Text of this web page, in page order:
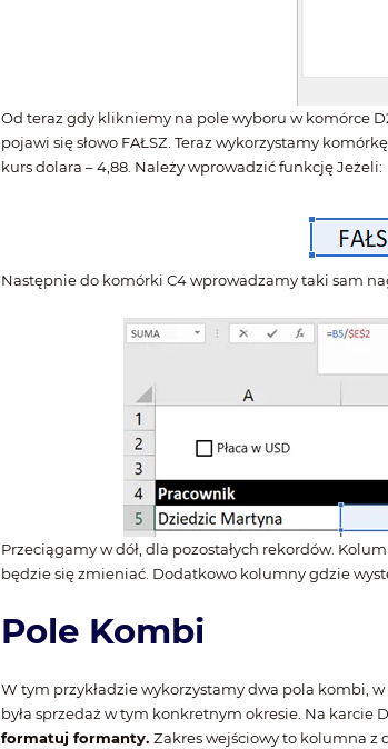
Od teraz gdy klikniemy na pole wyboru w komórce
pojawi się słowo FAŁSZ. Teraz wykorzystamy
kurs dolara – 4,88. Należy wprowadzić funkcję Jeżeli:
Następnie do komórki C4 wprowadzamy taki sam
Przeciągamy w dół, dla pozostałych rekordów.
będzie się zmieniać. Dodatkowo kolumny gdzie
Pole Kombi
W tym przykładzie wykorzystamy dwa pola kombi,
była sprzedaż w tym konkretnym okresie. Na karcie
formatuj formanty. Zakres wejściowy to kolumna z